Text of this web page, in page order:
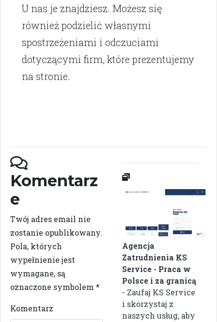
U nas je znajdziesz. Możesz się
również podzielić własnymi
spostrzeżeniami i odczuciami
dotyczącymi firm, które prezentujemy
na stronie.
Komentarz
e
Twój adres email nie
zostanie opublikowany.
Pola, których
wypełnienie jest
wymagane, są
oznaczone symbolem *
Komentarz
Agencja
Zatrudnienia KS
Service - Praca w
Polsce i za granicą
- Zaufaj KS Service
i skorzystaj z
naszych usług, aby